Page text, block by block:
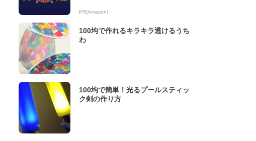
PR(Amazon)
100均で作れるキラキラ透けるうち
わ
100均で簡単！光るプールスティッ
ク剣の作り方